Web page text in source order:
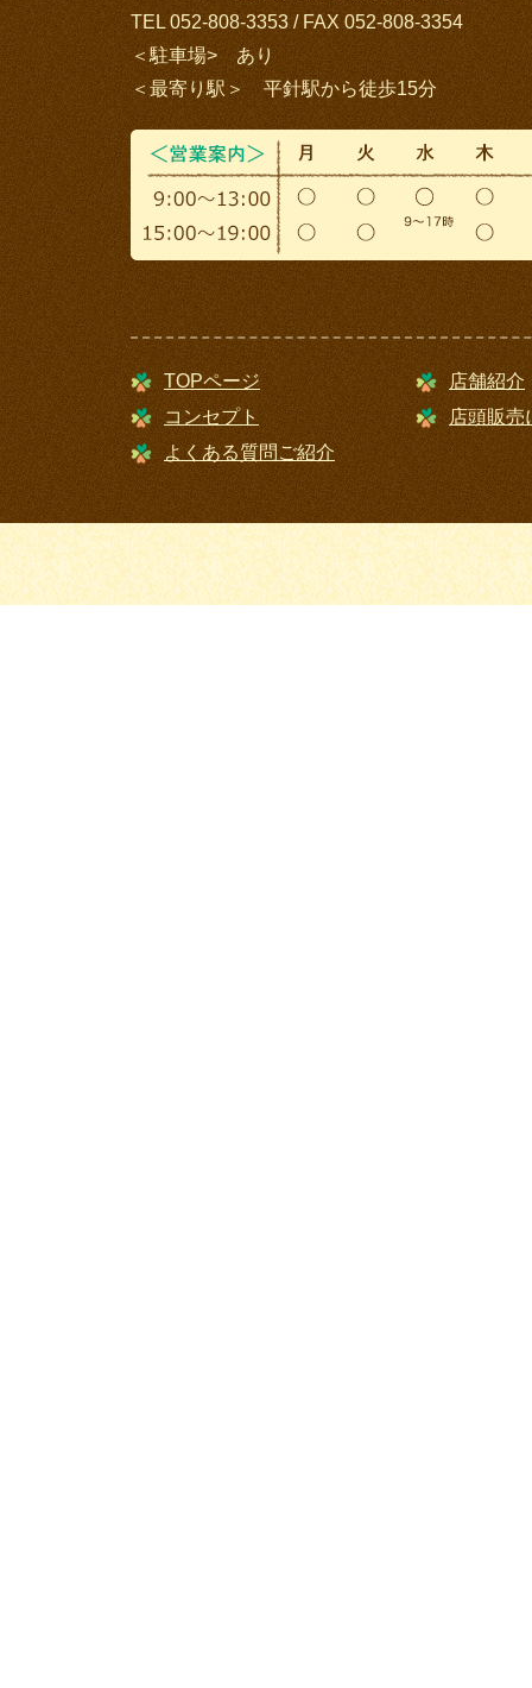
TEL 052-808-3353 / FAX 052-808-3354
＜駐車場> あり
＜最寄り駅＞ 平針駅から徒歩15分
TOPページ
コンセプト
よくある質問ご紹介
店舗紹介
店頭販売